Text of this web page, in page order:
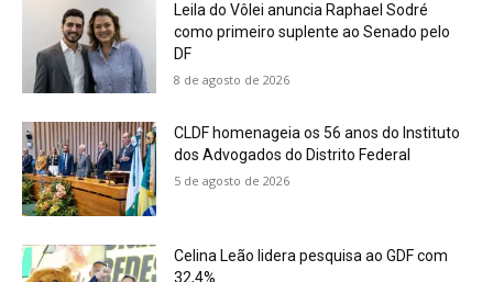
Leila do Vôlei anuncia Raphael Sodré
como primeiro suplente ao Senado pelo
DF
8 de agosto de 2026
CLDF homenageia os 56 anos do Instituto
dos Advogados do Distrito Federal
5 de agosto de 2026
Celina Leão lidera pesquisa ao GDF com
32,4%